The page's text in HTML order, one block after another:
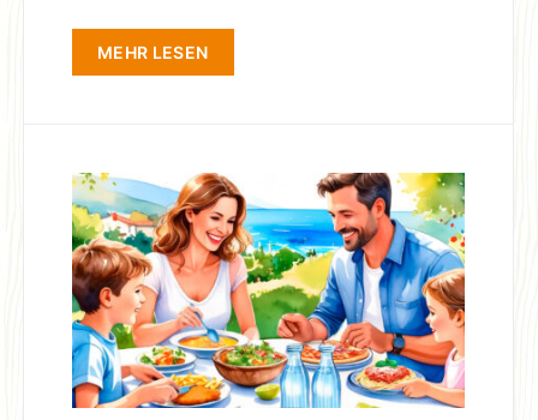
MEHR LESEN